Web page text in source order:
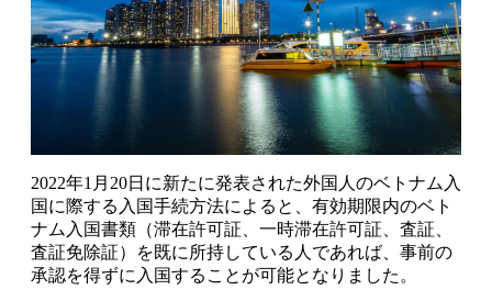
2022年1月20日に新たに発表された外国人のベトナム入
国に際する入国手続方法によると、有効期限内のベト
ナム入国書類（滞在許可証、一時滞在許可証、査証、
査証免除証）を既に所持している人であれば、事前の
承認を得ずに入国することが可能となりました。